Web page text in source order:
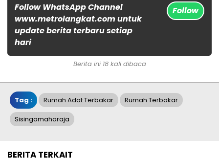
Follow WhatsApp Channel
www.metrolangkat.com untuk
update berita terbaru setiap
hari
Follow
Berita ini 18 kali dibaca
Tag : Rumah Adat Terbakar Rumah Terbakar
Sisingamaharaja
BERITA TERKAIT